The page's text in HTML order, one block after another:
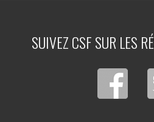
SUIVEZ CSF SUR LES